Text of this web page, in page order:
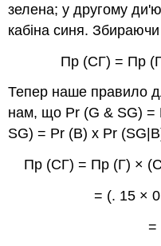
зелена; у другому
кабіна синя.
Пр (СГ) = Пр
Тепер наше правило
нам, що Pr (G & SG) =
SG) = Pr (B) x Pr
Пр (СГ) = Пр (Г) ×
= (. 15 ×
=